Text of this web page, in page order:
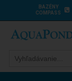
BAZÉNY
COMPASS